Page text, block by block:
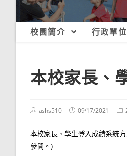
校園簡介 行政單位
本校家長、
Postashs510
Post09/17/2021
本校家長、學生登入成績系統
參閱。)